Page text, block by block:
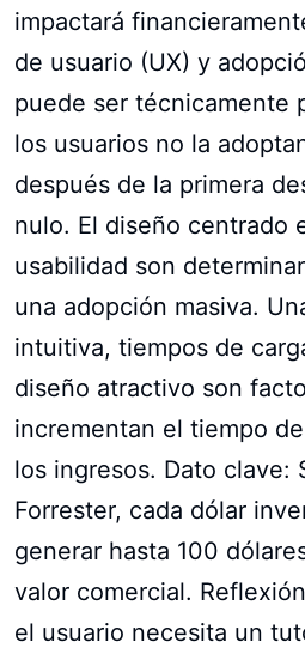
impactará
de usuario (UX) y
puede ser técnicamente
los usuarios no la
después de la primera
nulo. El diseño centrado
usabilidad son
una adopción masiva.
intuitiva, tiempos de
diseño atractivo son
incrementan el tiempo
los ingresos. Dato clave:
Forrester, cada dólar
generar hasta 100
valor comercial.
el usuario necesita un